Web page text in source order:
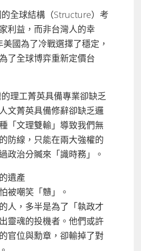
全球結構（Structure）考
利益，而非台灣人的幸
國為了冷戰選擇了穩定，
了全球博弈重新定價台
理工菁英具備專業卻缺乏
文菁英具備修辭卻缺乏邏
「文理雙輸」導致我們無
防線，只能在兩大強權的
政治分贓來「識時務」。
遺產
被嘲笑「戇」。
人，多半是為了「執政才
靈魂的投機者。他們或許
官位與勳章，卻輸掉了對